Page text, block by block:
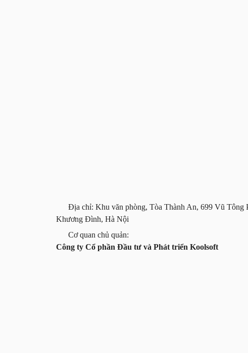
Địa chỉ: Khu văn phòng, Tòa Thành An, 699 Vũ Tông
Khương Đình, Hà Nội
Cơ quan chủ quản:
Công ty Cổ phần Đầu tư và Phát triển Koolsoft